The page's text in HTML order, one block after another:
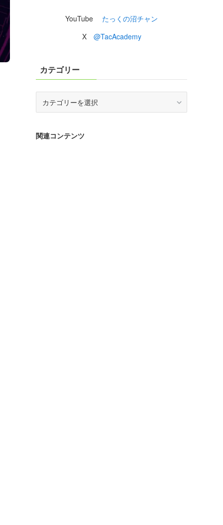
YouTube たっくの沼チャン
X @TacAcademy
カテゴリー
ー
関連コンテンツ